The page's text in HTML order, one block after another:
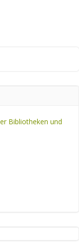
Bibliotheken und